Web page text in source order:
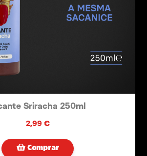
Sriracha 250ml
2,99 €
Comprar